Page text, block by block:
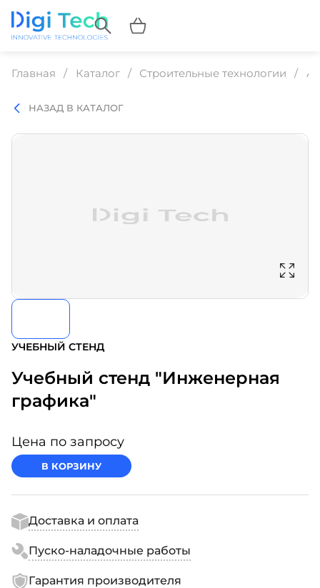
Главная Каталог Строительные технологии
НАЗАД В КАТАЛОГ
УЧЕБНЫЙ СТЕНД
Учебный стенд "Инженерная
графика"
Цена по запросу
В КОРЗИНУ
Доставка и оплата
Пуско-наладочные работы
Гарантия производителя